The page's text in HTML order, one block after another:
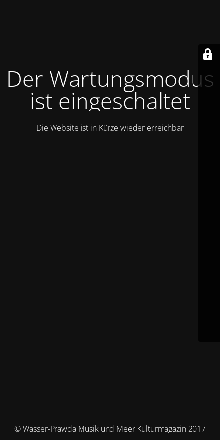
Der Wartungsmodus
ist eingeschaltet
Die Website ist in Kürze wieder erreichbar
© Wasser-Prawda Musik und Meer Kulturmagazin 2017